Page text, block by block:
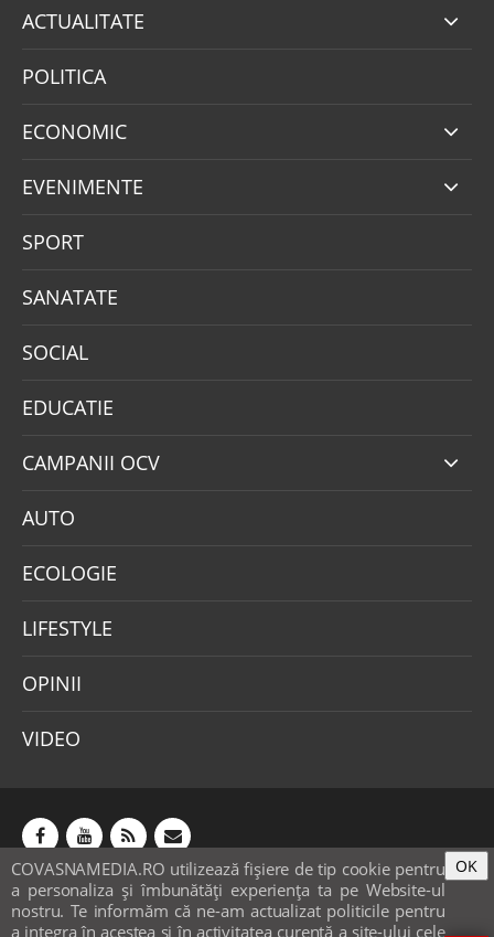
ACTUALITATE
POLITICA
ECONOMIC
EVENIMENTE
SPORT
SANATATE
SOCIAL
EDUCATIE
CAMPANII OCV
AUTO
ECOLOGIE
LIFESTYLE
OPINII
VIDEO
COVASNAMEDIA.RO utilizează fişiere de tip cookie pentru
a personaliza și îmbunătăți experiența ta pe Website-ul
nostru. Te informăm că ne-am actualizat politicile pentru
a integra în acestea si în activitatea curentă a site-ului cele
OK
Abonamente Publicitate
Mica publicitate
Contact
Sondaje
POLITICA COOKIE-URI & GDPR